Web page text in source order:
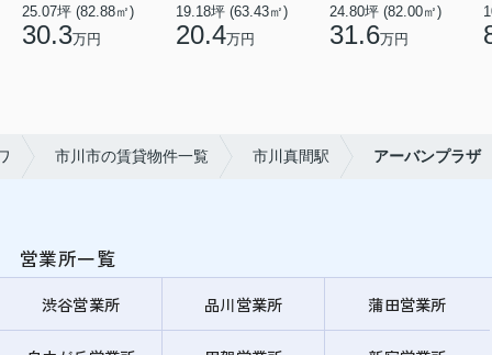
25.07坪 (82.88㎡)
30.3万円
19.18坪 (63.43㎡)
20.4万円
24.80坪 (82.00㎡)
31.6万円
市川市の賃貸物件一覧 市川真間駅 アーバンプラザ
営業所一覧
渋谷営業所 品川営業所 蒲田営業所